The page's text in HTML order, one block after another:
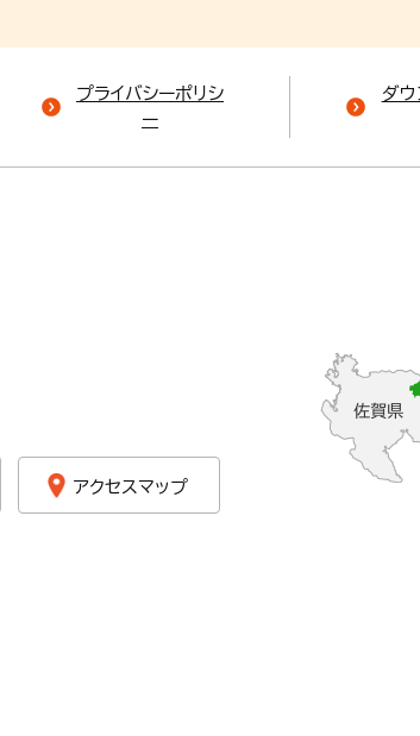
プライバシーポリシ
ー
ダ
アクセスマップ